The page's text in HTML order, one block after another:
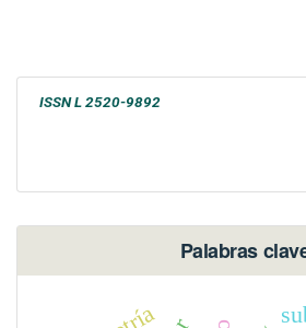
ISSN L 2520-9892
Palabras